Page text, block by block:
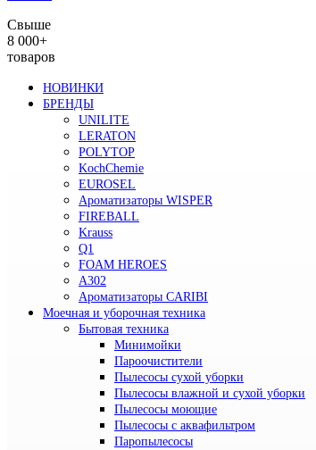
Свыше
8 000+
товаров
НОВИНКИ
БРЕНДЫ
UNILITE
LERATON
POLYTOP
KochChemie
EUROSEL
Ароматизаторы WISPER
FIREBALL
Krauss
Q1
FOAM HEROES
A302
Ароматизаторы CARIBI
Моечная и уборочная техника
Бытовая техника
Минимойки
Пароочистители
Пылесосы сухой уборки
Пылесосы влажной и сухой уборки
Пылесосы моющие
Пылесосы с аквафильтром
Паропылесосы